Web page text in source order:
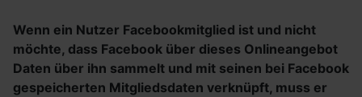
Wenn ein Nutzer Facebookmitglied ist und nicht
möchte, dass Facebook über dieses Onlineangebot
Daten über ihn sammelt und mit seinen bei Facebook
gespeicherten Mitgliedsdaten verknüpft, muss er